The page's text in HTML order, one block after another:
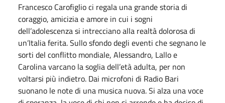
Francesco Carofiglio ci regala una grande storia di
coraggio, amicizia e amore in cui i sogni
dell’adolescenza si intrecciano alla realtà dolorosa di
un’Italia ferita. Sullo sfondo degli eventi che segnano le
sorti del conflitto mondiale, Alessandro, Lallo e
Carolina varcano la soglia dell’età adulta, per non
voltarsi più indietro. Dai microfoni di Radio Bari
suonano le note di una musica nuova. Si alza una voce